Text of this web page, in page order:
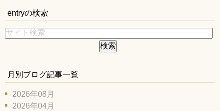
entryの検索
月別ブログ記事一覧
2026年08月
2026年04月